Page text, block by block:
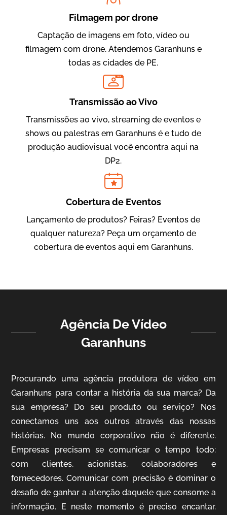
Evolucional
Vídeos para Treinamentos
IBCC
Vídeo Institucional
Vídeo Institucional
IQVIA
Filmagem por drone
Captação de imagens em foto, vídeo ou
filmagem com drone. Atendemos Garanhuns e
todas as cidades de PE.
LIVE
Transmissão ao Vivo
Transmissões ao vivo, streaming de eventos e
shows ou palestras em Garanhuns é e tudo de
produção audiovisual você encontra aqui na
DP2.
Cobertura de Eventos
Lançamento de produtos? Feiras? Eventos de
qualquer natureza? Peça um orçamento de
cobertura de eventos aqui em Garanhuns.
Agência De Vídeo
Garanhuns
Procurando uma agência produtora de vídeo em
Garanhuns para contar a história da sua marca? Da
sua empresa? Do seu produto ou serviço? Nos
conectamos uns aos outros através das nossas
histórias. No mundo corporativo não é diferente.
Empresas precisam se comunicar o tempo todo:
com clientes, acionistas, colaboradores e
fornecedores. Comunicar com precisão é dominar o
desafio de ganhar a atenção daquele que consome a
informação. E neste momento é preciso encantar.